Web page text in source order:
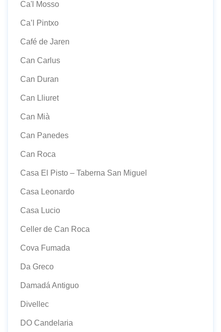
Ca'l Mosso
Ca’l Pintxo
Café de Jaren
Can Carlus
Can Duran
Can Lliuret
Can Mià
Can Panedes
Can Roca
Casa El Pisto – Taberna San Miguel
Casa Leonardo
Casa Lucio
Celler de Can Roca
Cova Fumada
Da Greco
Damadá Antiguo
Divellec
DO Candelaria